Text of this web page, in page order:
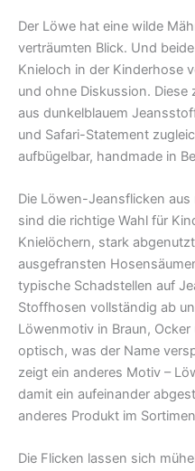
Der Löwe hat eine wilde
verträumten Blick. Und
Knieloch in der Kinderhose
und ohne Diskussion.
aus dunkelblauem
und Safari-Statement
aufbügelbar, handmade in
Die Löwen-Jeansflicken
sind die richtige Wahl für
Knielöchern, stark
ausgefransten
typische Schadstellen auf
Stoffhosen vollständig ab
Löwenmotiv in Braun,
optisch, was der Name
zeigt ein anderes Motiv –
damit ein aufeinander
anderes Produkt im
Die Flicken lassen sich